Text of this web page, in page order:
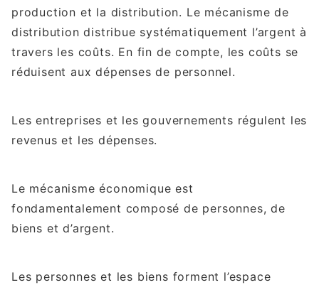
production et la distribution. Le mécanisme de
distribution distribue systématiquement l’argent à
travers les coûts. En fin de compte, les coûts se
réduisent aux dépenses de personnel.
Les entreprises et les gouvernements régulent les
revenus et les dépenses.
Le mécanisme économique est
fondamentalement composé de personnes, de
biens et d’argent.
Les personnes et les biens forment l’espace